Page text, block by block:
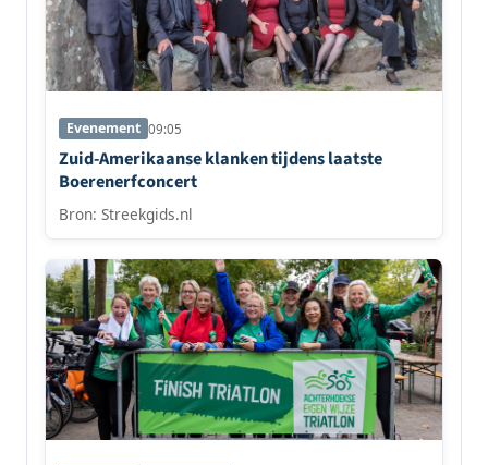
Evenement 09:05
Zuid-Amerikaanse klanken tijdens laatste
Boerenerfconcert
Bron: Streekgids.nl